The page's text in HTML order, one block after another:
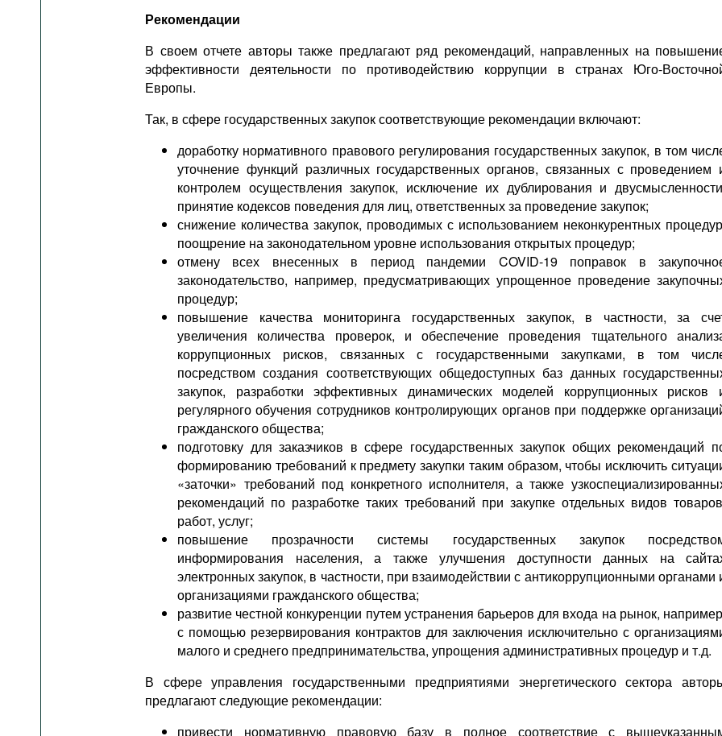
Рекомендации
В своем отчете авторы также предлагают ряд рекомендаций, направленных на
эффективности деятельности по противодействию коррупции в странах Юго-
Европы.
Так, в сфере государственных закупок соответствующие рекомендации включают:
доработку нормативного правового регулирования государственных закупок, в том
уточнение функций различных государственных органов, связанных с проведением
контролем осуществления закупок, исключение их дублирования и
принятие кодексов поведения для лиц, ответственных за проведение закупок;
снижение количества закупок, проводимых с использованием неконкурентных
поощрение на законодательном уровне использования открытых процедур;
отмену всех внесенных в период пандемии COVID-19 поправок в
законодательство, например, предусматривающих упрощенное проведение
процедур;
повышение качества мониторинга государственных закупок, в частности, за
увеличения количества проверок, и обеспечение проведения тщательного
коррупционных рисков, связанных с государственными закупками, в том
посредством создания соответствующих общедоступных баз данных
закупок, разработки эффективных динамических моделей коррупционных рисков
регулярного обучения сотрудников контролирующих органов при поддержке
гражданского общества;
подготовку для заказчиков в сфере государственных закупок общих рекомендаций
формированию требований к предмету закупки таким образом, чтобы исключить
«заточки» требований под конкретного исполнителя, а также
рекомендаций по разработке таких требований при закупке отдельных видов
работ, услуг;
повышение прозрачности системы государственных закупок
информирования населения, а также улучшения доступности данных на
электронных закупок, в частности, при взаимодействии с антикоррупционными органами
организациями гражданского общества;
развитие честной конкуренции путем устранения барьеров для входа на рынок,
с помощью резервирования контрактов для заключения исключительно с
малого и среднего предпринимательства, упрощения административных процедур и т.д.
В сфере управления государственными предприятиями энергетического сектора
предлагают следующие рекомендации:
привести нормативную правовую базу в полное соответствие с